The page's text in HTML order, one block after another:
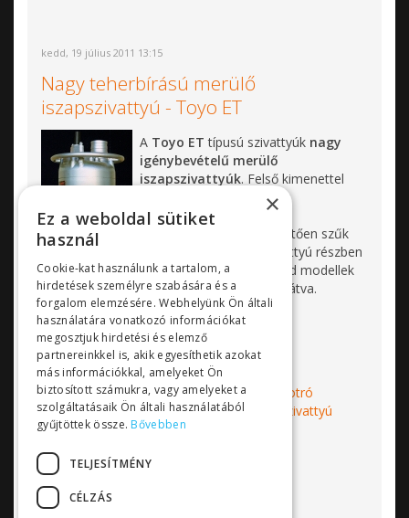
kedd, 19 július 2011 13:15
Nagy teherbírású merülő
iszapszivattyú - Toyo ET
A Toyo ET típusú szivattyúk nagy
igénybevételű merülő
iszapszivattyúk. Felső kimenettel
rendelkeznek és kompakt
hűtőköpennyel szereltek.
Kialakításuknak köszönhetően szűk
helyen is elférnek, a szivattyú részben
akár meríthető. A standard modellek
hővédelemmel vannak ellátva.
Qmax= 120 m³/h
Hmax= 20 m
Címkék: Toyo iszapszivattyú
iszapkotró
szivattyú
kotrószivattyú
keverőfejes szivattyú
Toyo ET
Bővebben...
×
Ez a weboldal sütiket
használ
Cookie-kat használunk a tartalom, a
hirdetések személyre szabására és a
forgalom elemzésére. Webhelyünk Ön általi
használatára vonatkozó információkat
megosztjuk hirdetési és elemző
partnereinkkel is, akik egyesíthetik azokat
más információkkal, amelyeket Ön
biztosított számukra, vagy amelyeket a
szolgáltatásaik Ön általi használatából
gyűjtöttek össze. Bővebben
TELJESÍTMÉNY
CÉLZÁS